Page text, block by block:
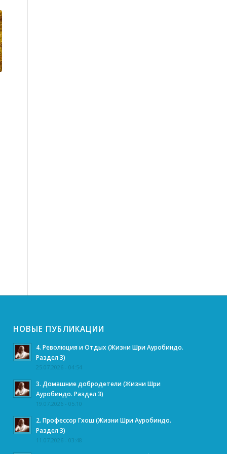
НОВЫЕ ПУБЛИКАЦИИ
4. Революция и Отдых (Жизни Шри Ауробиндо.
Раздел 3)
25.07.2026 - 04:54
3. Домашние добродетели (Жизни Шри
Ауробиндо. Раздел 3)
19.07.2026 - 05:10
2. Профессор Гхош (Жизни Шри Ауробиндо.
Раздел 3)
11.07.2026 - 03:48